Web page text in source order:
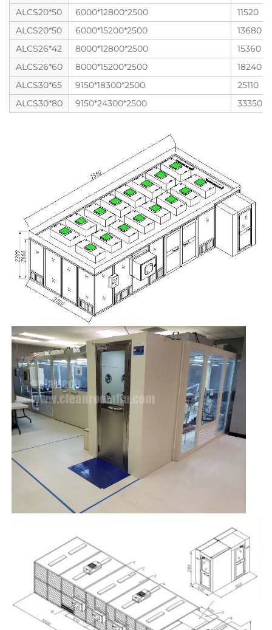
ALCS20*50
6000*12800*2500
11520
ALCS20*50
6000*15200*2500
13680
ALCS26*42
8000*12800*2500
15360
ALCS26*60
8000*15200*2500
18240
ALCS30*65
9150*18300*2500
25110
ALCS30*80
9150*24300*2500 33350